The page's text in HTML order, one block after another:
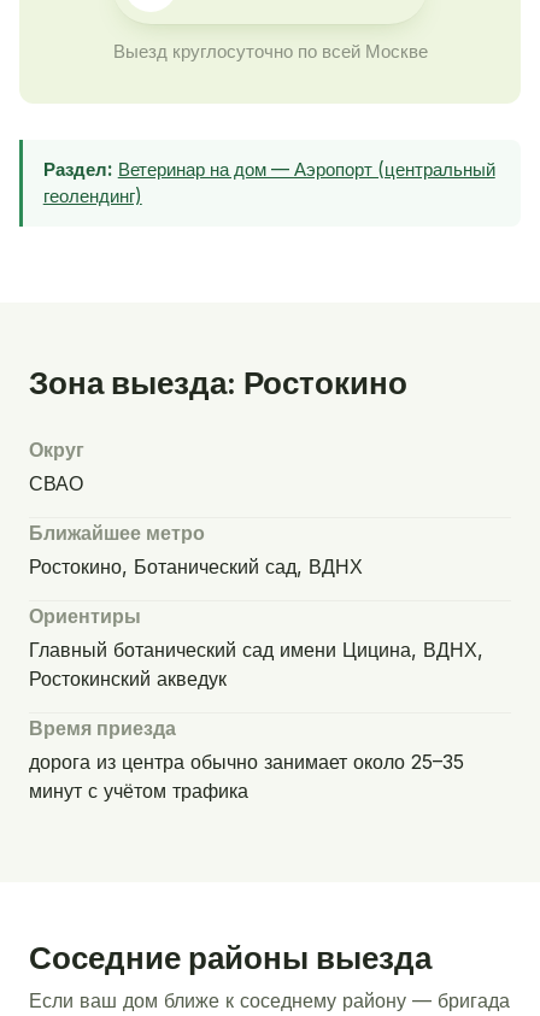
Выезд круглосуточно по всей Москве
Раздел: Ветеринар на дом — Аэропорт (центральный
геолендинг)
Зона выезда: Ростокино
Округ
СВАО
Ближайшее метро
Ростокино, Ботанический сад, ВДНХ
Ориентиры
Главный ботанический сад имени Цицина, ВДНХ,
Ростокинский акведук
Время приезда
дорога из центра обычно занимает около 25–35
минут с учётом трафика
Соседние районы выезда
Если ваш дом ближе к соседнему району — бригада